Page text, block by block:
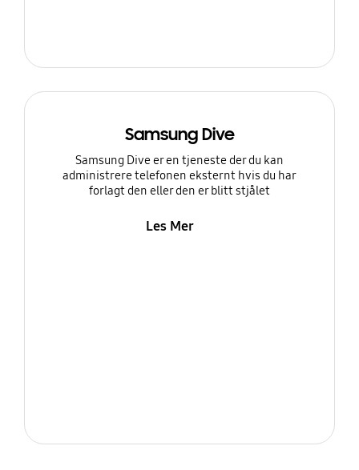
Samsung Dive
Samsung Dive er en tjeneste der du kan
administrere telefonen eksternt hvis du har
forlagt den eller den er blitt stjålet
Les Mer